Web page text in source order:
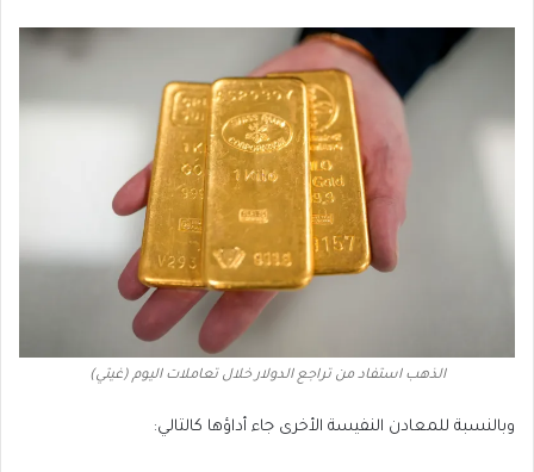
الذهب استفاد من تراجع الدولار خلال تعاملات اليوم (غيتي)
وبالنسبة للمعادن النفيسة الأخرى جاء أداؤها كالتالي: